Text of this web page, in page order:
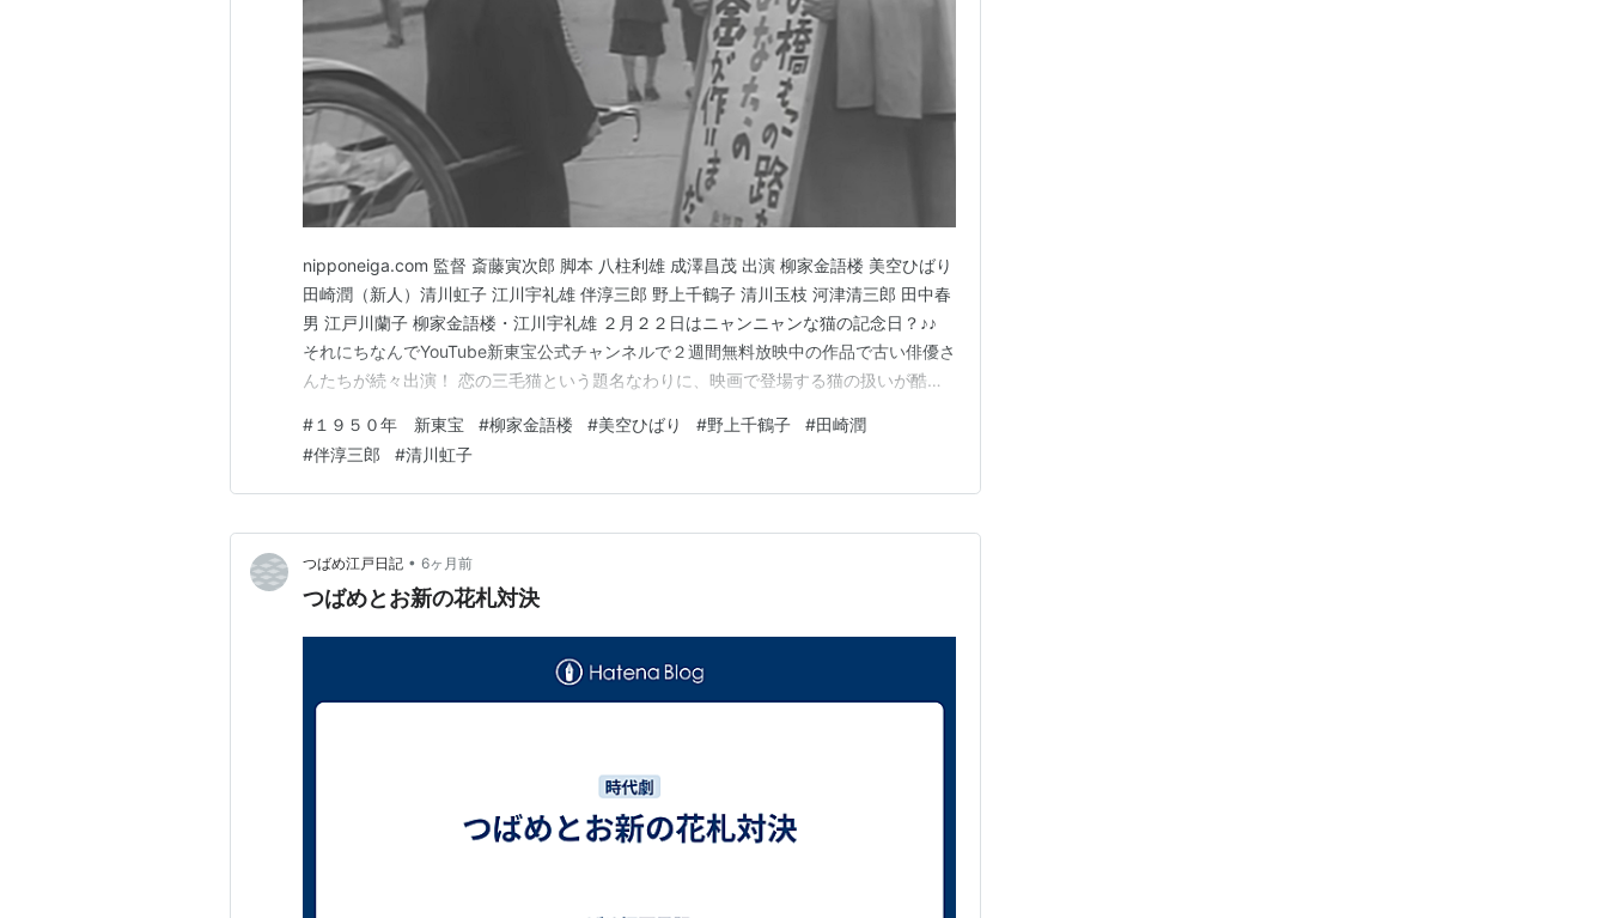
nipponeiga.com 監督 斎藤寅次郎 脚本 八柱利雄 成澤昌茂 出演 柳家金語楼 美空ひばり
田崎潤（新人）清川虹子 江川宇礼雄 伴淳三郎 野上千鶴子 清川玉枝 河津清三郎 田中春
男 江戸川蘭子 柳家金語楼・江川宇礼雄 ２月２２日はニャンニャンな猫の記念日？♪♪
それにちなんでYouTube新東宝公式チャンネルで２週間無料放映中の作品で古い俳優さ
んたちが続々出演！ 恋の三毛猫という題名なわりに、映画で登場する猫の扱いが酷
春男からぶん投げられる。当時の邦画ではよくあるシーンで猫も大変でした。そして別
に猫がお話…
# １９５０年 新東宝 #柳家金語楼 #美空ひばり #野上千鶴子 #田崎潤
#伴淳三郎 #清川虹子
つばめ江戸日記 • 6ヶ月前
つばめとお新の花札対決